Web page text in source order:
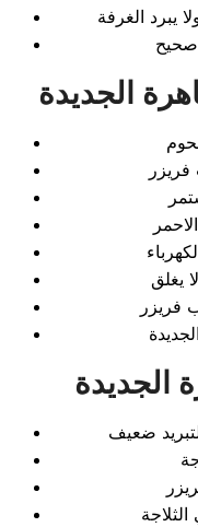
الجديدة
الجديدة